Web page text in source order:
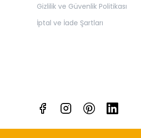
Gizlilik ve Güvenlik Politikası
İptal ve İade Şartları